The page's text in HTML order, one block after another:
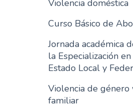
Violencia doméstica
Curso Básico de
Jornada académica
la Especialización
Estado Local y
Violencia de género
familiar